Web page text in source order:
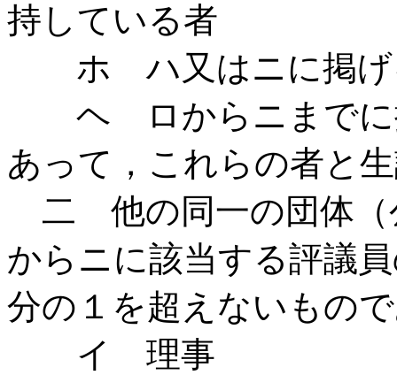
持している者
ホ ハ又はニに掲げ
ヘ ロからニまでに
あって，これらの者と
二 他の同一の団体（
からニに該当する評議
分の１を超えないもの
イ 理事